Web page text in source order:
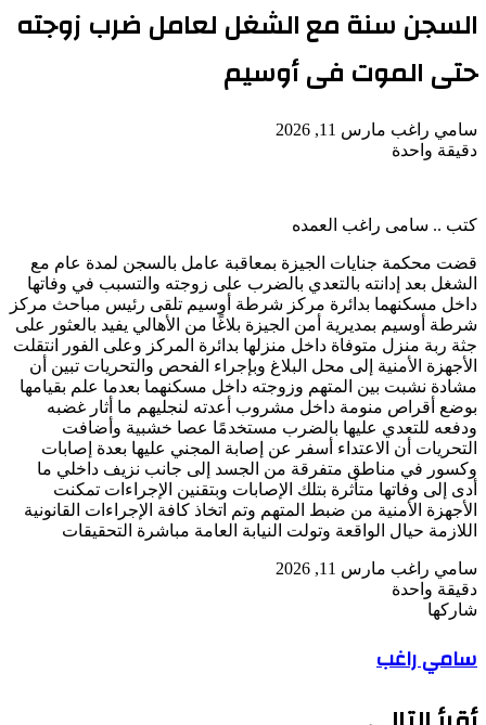
السجن سنة مع الشغل لعامل ضرب زوجته
حتى الموت فى أوسيم
سامي راغب أرسل
مارس 11, 2026
دقيقة واحدة
كتب .. سامى راغب العمده
قضت محكمة جنايات الجيزة بمعاقبة عامل بالسجن لمدة عام مع
الشغل بعد إدانته بالتعدي بالضرب على زوجته والتسبب في وفاتها
داخل مسكنهما بدائرة مركز شرطة أوسيم تلقى رئيس مباحث مركز
شرطة أوسيم بمديرية أمن الجيزة بلاغًا من الأهالي يفيد بالعثور على
جثة ربة منزل متوفاة داخل منزلها بدائرة المركز وعلى الفور انتقلت
الأجهزة الأمنية إلى محل البلاغ وبإجراء الفحص والتحريات تبين أن
مشادة نشبت بين المتهم وزوجته داخل مسكنهما بعدما علم بقيامها
بوضع أقراص منومة داخل مشروب أعدته لنجليهم ما أثار غضبه
ودفعه للتعدي عليها بالضرب مستخدمًا عصا خشبية وأضافت
التحريات أن الاعتداء أسفر عن إصابة المجني عليها بعدة إصابات
وكسور في مناطق متفرقة من الجسد إلى جانب نزيف داخلي ما
أدى إلى وفاتها متأثرة بتلك الإصابات وبتقنين الإجراءات تمكنت
الأجهزة الأمنية من ضبط المتهم وتم اتخاذ كافة الإجراءات القانونية
اللازمة حيال الواقعة وتولت النيابة العامة مباشرة التحقيقات
سامي راغب أرسل
مارس 11, 2026
دقيقة واحدة
فيسبوك
‫X
لينكدإن
بينتيريست
‫Pocket
واتساب
تيلقرام
ڤايبر
لاين
شاركها
عبر
البريد
سامي راغب